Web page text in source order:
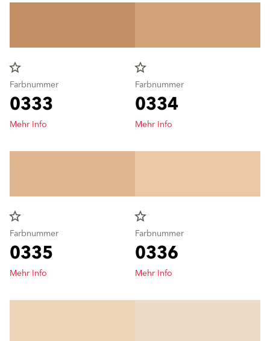
star_border
Farbnummer
0333
Mehr Info
star_border
Farbnummer
0334
Mehr Info
star_border
Farbnummer
0335
Mehr Info
star_border
Farbnummer
0336
Mehr Info